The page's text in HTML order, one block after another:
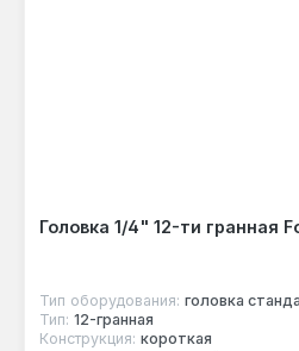
Головка 1/4" 12-ти гранная
Тип оборудования: головка
Тип: 12-гранная
Конструкция: короткая